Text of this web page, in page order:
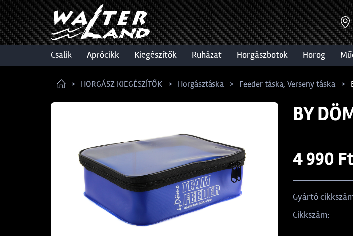
csalik aprócikk kiegészítők ruházat horgászbotok horog
HORGÁSZ KIEGÉSZÍTŐK Horgásztáska Feeder táska, Verseny táska
BY
4 990
Gyártó
Cikkszám: